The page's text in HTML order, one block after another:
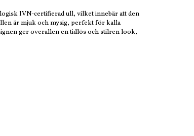
IVN-certifierad ull, vilket innebär att den
är mjuk och mysig, perfekt för kalla
ger overallen en tidlös och stilren look,